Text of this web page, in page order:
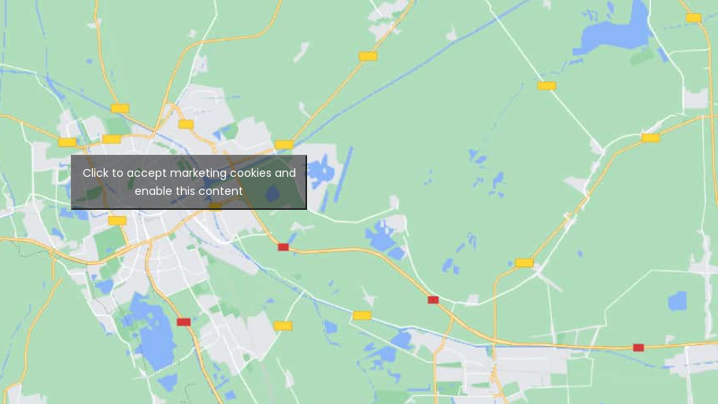
Click to accept marketing cookies and
enable this content